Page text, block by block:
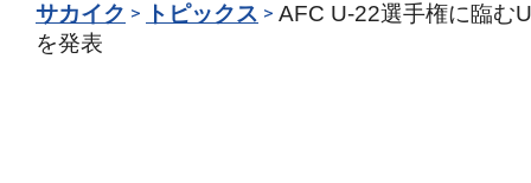
サカイク
トピックス
AFC U-22選手権に臨む
を発表